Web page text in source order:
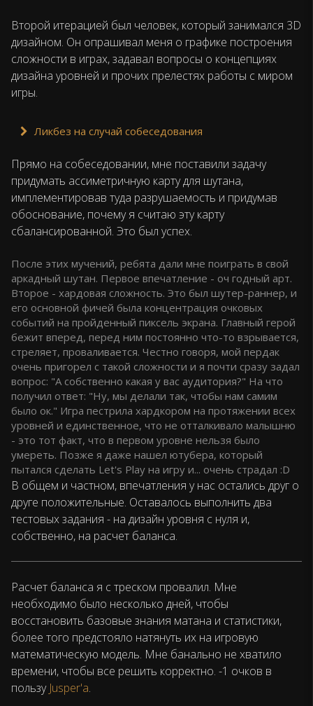
Второй итерацией был человек, который занимался 3D
дизайном. Он опрашивал меня о графике построения
сложности в играх, задавал вопросы о концепциях
дизайна уровней и прочих прелестях работы с миром
игры.
Ликбез на случай собеседования
Прямо на собеседовании, мне поставили задачу
придумать ассиметричную карту для шутана,
имплементировав туда разрушаемость и придумав
обоснование, почему я считаю эту карту
сбалансированной. Это был успех.
После этих мучений, ребята дали мне поиграть в свой
аркадный шутан. Первое впечатление - оч годный арт.
Второе - хардовая сложность. Это был шутер-раннер, и
его основной фичей была концентрация очковых
событий на пройденный пиксель экрана. Главный герой
бежит вперед, перед ним постоянно что-то взрывается,
стреляет, проваливается. Честно говоря, мой пердак
очень пригорел с такой сложности и я почти сразу задал
вопрос: "А собственно какая у вас аудитория?" На что
получил ответ: "Ну, мы делали так, чтобы нам самим
было ок." Игра пестрила хардкором на протяжении всех
уровней и единственное, что не отталкивало малышню
- это тот факт, что в первом уровне нельзя было
умереть. Позже я даже нашел ютубера, который
пытался сделать Let's Play на игру и... очень страдал :D
В общем и частном, впечатления у нас остались друг о
друге положительные. Оставалось выполнить два
тестовых задания - на дизайн уровня с нуля и,
собственно, на расчет баланса.
Расчет баланса я с треском провалил. Мне
необходимо было несколько дней, чтобы
восстановить базовые знания матана и статистики,
более того предстояло натянуть их на игровую
математическую модель. Мне банально не хватило
времени, чтобы все решить корректно. -1 очков в
пользу Jusper'а.